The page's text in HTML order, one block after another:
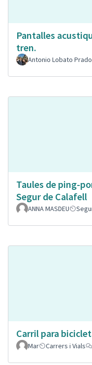
Pantalles
tren.
Antonio Lobato
Taules de ping-
Segur de Calafell
ANNA MASDEU
Carril para
Mar
Carrers i Vials